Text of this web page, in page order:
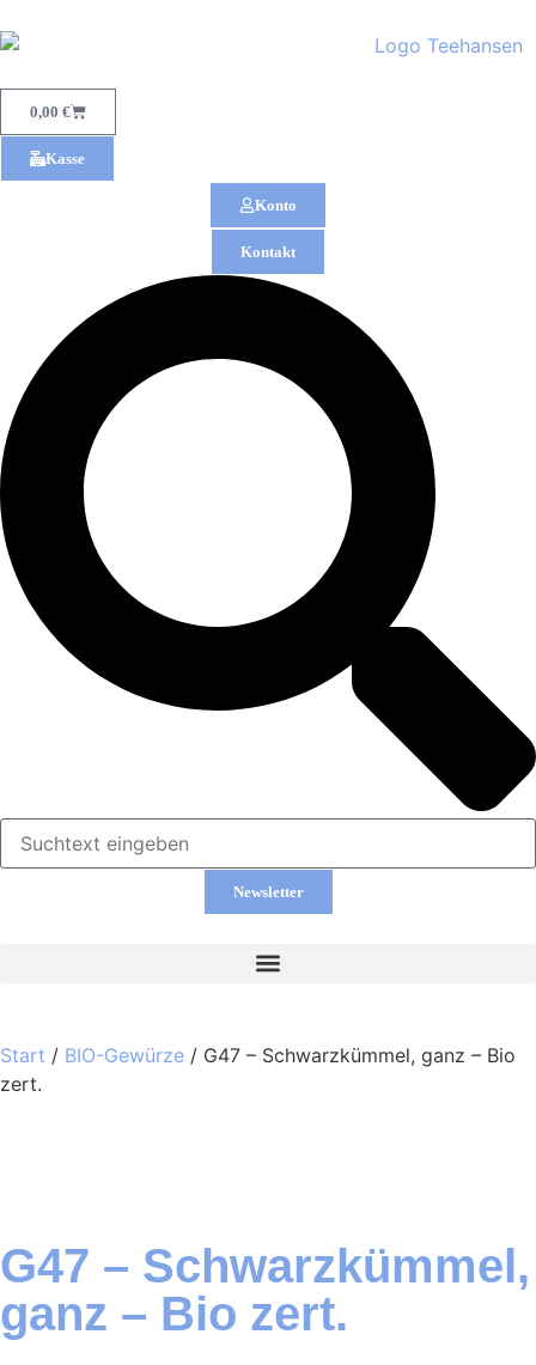
0,00 €
Kasse
Konto
Kontakt
Newsletter
Start / BIO-Gewürze / G47 – Schwarzkümmel, ganz – Bio
zert.
G47 – Schwarzkümmel,
ganz – Bio zert.